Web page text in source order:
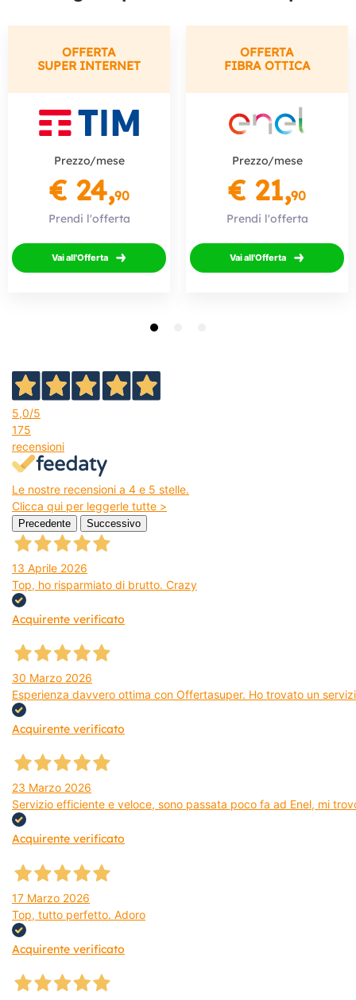
OFFERTA
SUPER INTERNET
Prezzo/mese
€ 24,90
Prendi l'offerta
Vai all'Offerta
OFFERTA
FIBRA OTTICA
Prezzo/mese
€ 21,90
Prendi l'offerta
Vai all'Offerta
5,0/5
175
recensioni
Le nostre recensioni a 4 e 5 stelle.
Clicca qui per leggerle tutte >
Precedente Successivo
13 Aprile 2026
Top, ho risparmiato di brutto. Crazy
Acquirente verificato
30 Marzo 2026
Esperienza davvero ottima con Offertasuper. Ho trovato un
Acquirente verificato
23 Marzo 2026
Servizio efficiente e veloce, sono passata poco fa ad Enel, mi
Acquirente verificato
17 Marzo 2026
Top, tutto perfetto. Adoro
Acquirente verificato